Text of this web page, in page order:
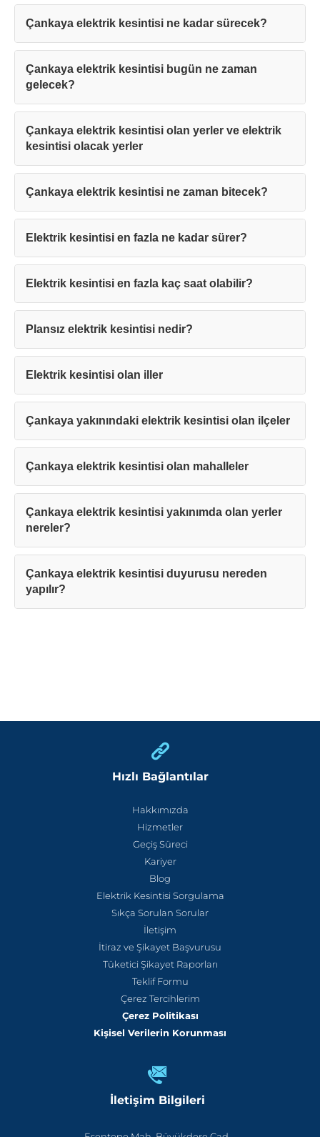
Çankaya elektrik kesintisi ne kadar sürecek?
Çankaya elektrik kesintisi bugün ne zaman
gelecek?
Çankaya elektrik kesintisi olan yerler ve elektrik
kesintisi olacak yerler
Çankaya elektrik kesintisi ne zaman bitecek?
Elektrik kesintisi en fazla ne kadar sürer?
Elektrik kesintisi en fazla kaç saat olabilir?
Plansız elektrik kesintisi nedir?
Elektrik kesintisi olan iller
Çankaya yakınındaki elektrik kesintisi olan ilçeler
Çankaya elektrik kesintisi olan mahalleler
Çankaya elektrik kesintisi yakınımda olan yerler
nereler?
Çankaya elektrik kesintisi duyurusu nereden
yapılır?
Hızlı Bağlantılar
Hakkımızda
Hizmetler
Geçiş Süreci
Kariyer
Blog
Elektrik Kesintisi Sorgulama
Sıkça Sorulan Sorular
İletişim
İtiraz ve Şikayet Başvurusu
Tüketici Şikayet Raporları
Teklif Formu
Çerez Tercihlerim
Çerez Politikası
Kişisel Verilerin Korunması
İletişim Bilgileri
Teşekkürler!
Mesajınız başarıyla ulaştırıldı. En kısa
sürede sizinle iletişime geçilecektir.
Kapat